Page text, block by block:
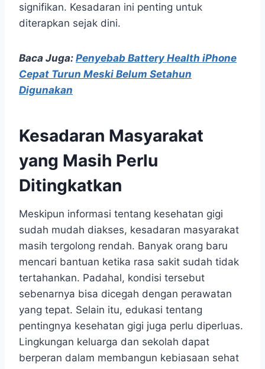
signifikan. Kesadaran ini penting untuk
diterapkan sejak dini.
Baca Juga: Penyebab Battery Health iPhone
Cepat Turun Meski Belum Setahun
Digunakan
Kesadaran Masyarakat
yang Masih Perlu
Ditingkatkan
Meskipun informasi tentang kesehatan gigi
sudah mudah diakses, kesadaran masyarakat
masih tergolong rendah. Banyak orang baru
mencari bantuan ketika rasa sakit sudah tidak
tertahankan. Padahal, kondisi tersebut
sebenarnya bisa dicegah dengan perawatan
yang tepat. Selain itu, edukasi tentang
pentingnya kesehatan gigi juga perlu diperluas.
Lingkungan keluarga dan sekolah dapat
berperan dalam membangun kebiasaan sehat